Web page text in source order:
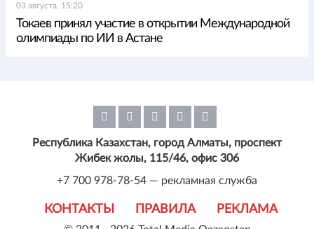
03 августа, 15:20
Токаев принял участие в открытии Международной
олимпиады по ИИ в Астане
КОНТАКТЫ ПРАВИЛА РЕКЛАМА
Республика Казахстан, город Алматы, проспект
Жибек жолы, 115/46, офис 306
+7 700 978-78-54 — рекламная служба